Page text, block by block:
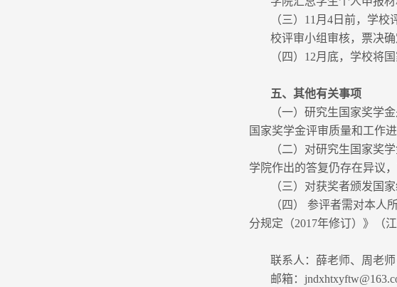
（三）11月4日前，学
校评审小组审核，票决
（四）12月底，学校将
五、其他有关事项
（一）研究生国家奖学
国家奖学金评审质量和工作进
（二）对研究生国家奖
学院作出的答复仍存在异议
（三）对获奖者颁发国
（四） 参评者需对本
分规定（2017年修订）》（
联系人：薛老师、周老
邮箱：